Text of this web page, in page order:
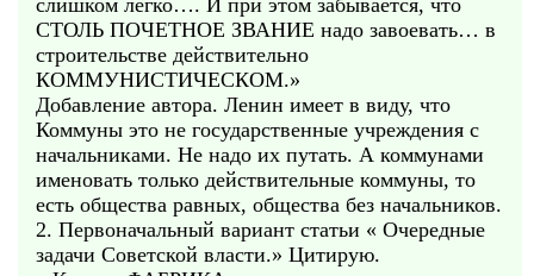
слишком легко…. И при этом забывается, что
СТОЛЬ ПОЧЕТНОЕ ЗВАНИЕ надо завоевать… в
строительстве действительно
КОММУНИСТИЧЕСКОМ.»
Добавление автора. Ленин имеет в виду, что
Коммуны это не государственные учреждения с
начальниками. Не надо их путать. А коммунами
именовать только действительные коммуны, то
есть общества равных, общества без начальников.
2. Первоначальный вариант статьи « Очередные
задачи Советской власти.» Цитирую.